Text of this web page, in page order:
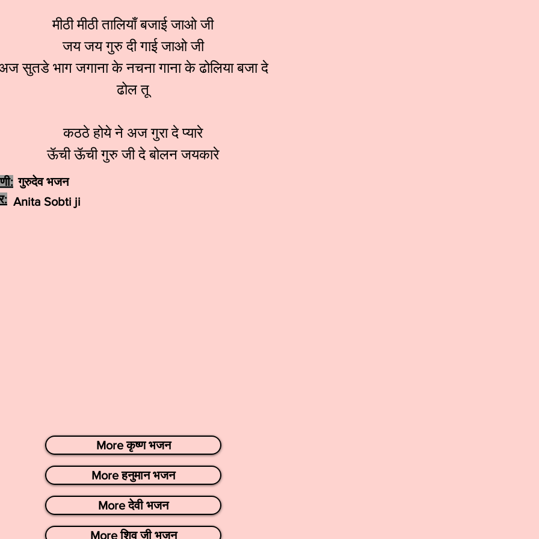
मीठी मीठी तालियाँ बजाई जाओ जी
जय जय गुरु दी गाई जाओ जी
सुतडे भाग जगाना के नचना गाना के ढोलिया बजा दे
ढोल तू
कठठे होये ने अज गुरा दे प्यारे
ऊॅची ऊॅची गुरु जी दे बोलन जयकारे
गुरुदेव भजन
Anita Sobti ji
More कृष्ण भजन
More हनुमान भजन
More देवी भजन
More शिव जी भजन